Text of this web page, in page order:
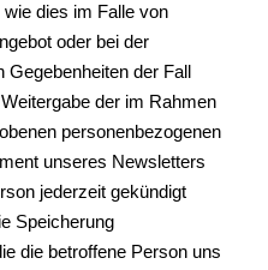
dies im Falle von
oder bei der
Gegebenheiten der Fall
der im Rahmen
personenbezogenen
unseres Newsletters
jederzeit gekündigt
Speicherung
die betroffene Person uns